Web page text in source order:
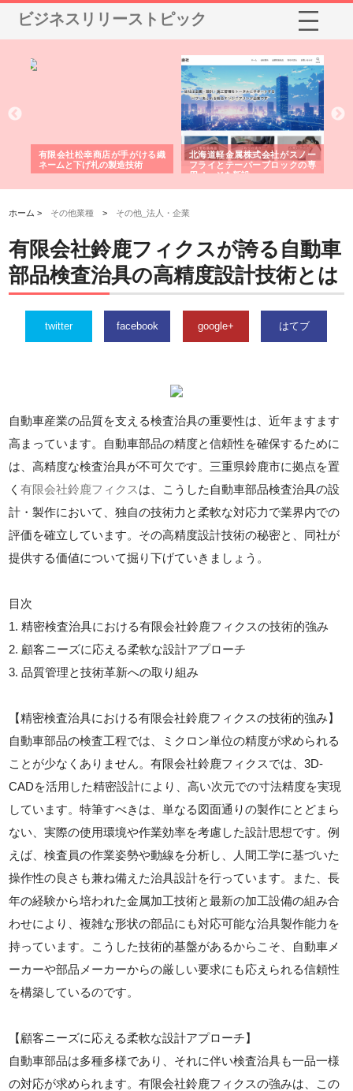
ビジネスリリーストピック
有限会社松幸商店が手がける織
ネームと下げ札の製造技術
北海道軽金属株式会社がスノー
フライとテーパーブロックの専
用ページを新設
ホーム > その他業種 > その他_法人・企業
有限会社鈴鹿フィクスが誇る自動車
部品検査治具の高精度設計技術とは
twitter facebook google+ はてブ
自動車産業の品質を支える検査治具の重要性は、近年ますます
高まっています。自動車部品の精度と信頼性を確保するために
は、高精度な検査治具が不可欠です。三重県鈴鹿市に拠点を置
く有限会社鈴鹿フィクス は、こうした自動車部品検査治具の設
計・製作において、独自の技術力と柔軟な対応力で業界内での
評価を確立しています。その高精度設計技術の秘密と、同社が
提供する価値について掘り下げていきましょう。
目次
1. 精密検査治具における有限会社鈴鹿フィクスの技術的強み
2. 顧客ニーズに応える柔軟な設計アプローチ
3. 品質管理と技術革新への取り組み
【精密検査治具における有限会社鈴鹿フィクスの技術的強み】
自動車部品の検査工程では、ミクロン単位の精度が求められる
ことが少なくありません。有限会社鈴鹿フィクスでは、3D-
CADを活用した精密設計により、高い次元での寸法精度を実現
しています。特筆すべきは、単なる図面通りの製作にとどまら
ない、実際の使用環境や作業効率を考慮した設計思想です。例
えば、検査員の作業姿勢や動線を分析し、人間工学に基づいた
操作性の良さも兼ね備えた治具設計を行っています。また、長
年の経験から培われた金属加工技術と最新の加工設備の組み合
わせにより、複雑な形状の部品にも対応可能な治具製作能力を
持っています。こうした技術的基盤があるからこそ、自動車メ
ーカーや部品メーカーからの厳しい要求にも応えられる信頼性
を構築しているのです。
【顧客ニーズに応える柔軟な設計アプローチ】
自動車部品は多種多様であり、それに伴い検査治具も一品一様
の対応が求められます。有限会社鈴鹿フィクスの強みは、この